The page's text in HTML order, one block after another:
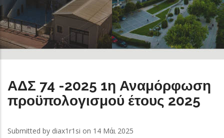
ΑΔΣ 74 -2025 1η Αναμόρφωση
προϋπολογισμού έτους 2025
Submitted by diax1r1si on 14 Μάι 2025